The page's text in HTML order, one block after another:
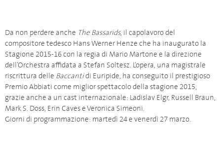
Da non perdere anche The Bassarids, il capolavoro del
compositore tedesco Hans Werner Henze che ha inaugurato la
Stagione 2015-16 con la regia di Mario Martone e la direzione
dell’Orchestra affidata a Stefan Soltesz. L’opera, una magistrale
riscrittura delle Baccantidi Euripide, ha conseguito il prestigioso
Premio Abbiati come miglior spettacolo della stagione 2015,
grazie anche a un cast internazionale: Ladislav Elgr, Russell Braun,
Mark S. Doss, Erin Caves e Veronica Simeoni.
Giorni di programmazione: martedì 24 e venerdì 27 marzo.